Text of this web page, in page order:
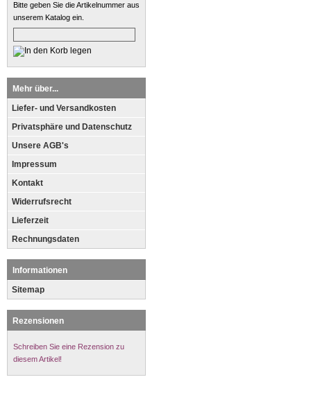
Bitte geben Sie die Artikelnummer aus
unserem Katalog ein.
Mehr über...
Liefer- und Versandkosten
Privatsphäre und Datenschutz
Unsere AGB's
Impressum
Kontakt
Widerrufsrecht
Lieferzeit
Rechnungsdaten
Informationen
Sitemap
Rezensionen
Schreiben Sie eine Rezension zu
diesem Artikel!